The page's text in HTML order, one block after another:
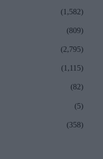
(1,582)
(809)
(2,795)
(1,115)
(82)
(5)
(358)